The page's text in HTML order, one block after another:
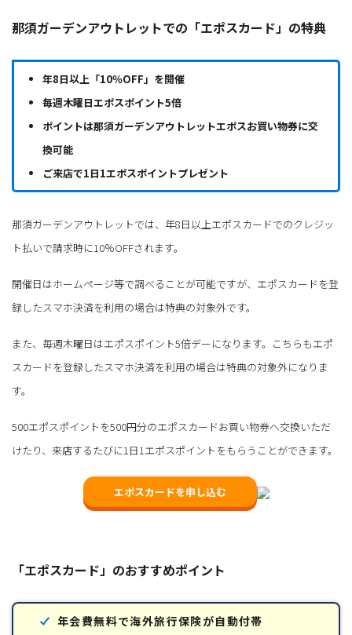
那須ガーデンアウトレットでの「エポスカード」の特典
年8日以上「10％OFF」を開催
毎週木曜日エポスポイント5倍
ポイントは那須ガーデンアウトレットエポスお買い物券に交
換可能
ご来店で1日1エポスポイントプレゼント
那須ガーデンアウトレットでは、年8日以上エポスカードでのクレジッ
ト払いで請求時に10％OFFされます。
開催日はホームページ等で調べることが可能ですが、エポスカードを登
録したスマホ決済を利用の場合は特典の対象外です。
また、毎週木曜日はエポスポイント5倍デーになります。こちらもエポ
スカードを登録したスマホ決済を利用の場合は特典の対象外になりま
す。
500エポスポイントを500円分のエポスカードお買い物券へ交換いただ
けたり、来店するたびに1日1エポスポイントをもらうことができます。
エポスカードを申し込む
「エポスカード」のおすすめポイント
年会費無料で海外旅行保険が自動付帯